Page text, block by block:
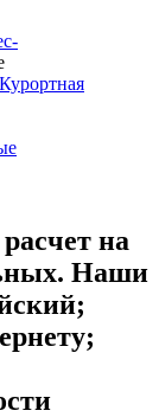
Курортная
на
Наши